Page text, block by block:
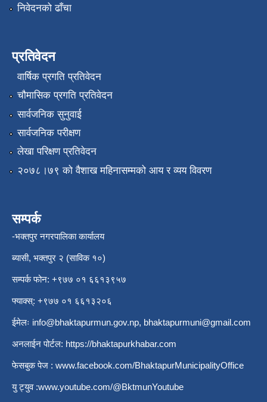
निवेदनको ढाँचा
प्रतिवेदन
वार्षिक प्रगति प्रतिवेदन
चौमासिक प्रगति प्रतिवेदन
सार्वजनिक सुनुवाई
सार्वजनिक परीक्षण
लेखा परिक्षण प्रतिवेदन
२०७८।७९ को वैशाख महिनासम्मको आय र व्यय विवरण
सम्पर्क
-भक्तपुर नगरपालिका कार्यालय
ब्यासी, भक्तपुर २ (साविक १०)
सम्पर्क फोन: +९७७ ०१ ६६१३९५७
फ्याक्स्: +९७७ ०१ ६६१३२०६
ईमेलः info@bhaktapurmun.gov.np, bhaktapurmuni@gmail.com
अनलाईन पोर्टल: https://bhaktapurkhabar.com
फेसबुक पेज : www.facebook.com/BhaktapurMunicipalityOffice
यु ट्युव :www.youtube.com/@BktmunYoutube